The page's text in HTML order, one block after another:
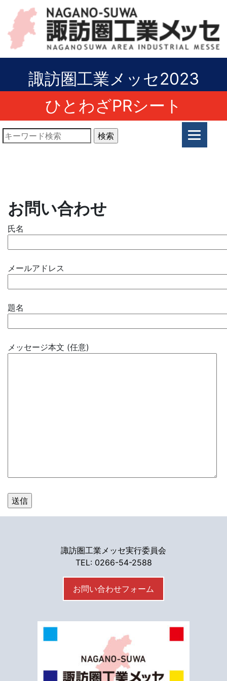
諏訪圏工業メッセ2023
ひとわざPRシート
お問い合わせ
氏名
メールアドレス
題名
メッセージ本文 (任意)
諏訪圏工業メッセ実行委員会
TEL: 0266-54-2588
お問い合わせフォーム